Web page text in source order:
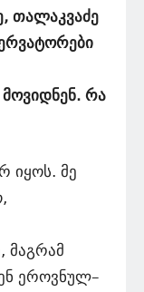
თალაკვაძე
რა
იყოს. მე
მაგრამ
ეროვნულ–